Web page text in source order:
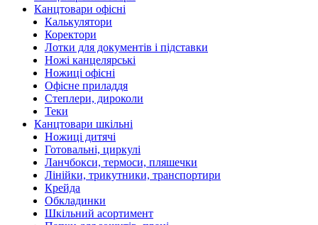
Канцтовари офісні
Калькулятори
Коректори
Лотки для документів і підставки
Ножі канцелярські
Ножиці офісні
Офісне приладдя
Степлери, дироколи
Теки
Канцтовари шкільні
Ножиці дитячі
Готовальні, циркулі
Ланчбокси, термоси, пляшечки
Лінійки, трикутники, транспортири
Крейда
Обкладинки
Шкільний асортимент